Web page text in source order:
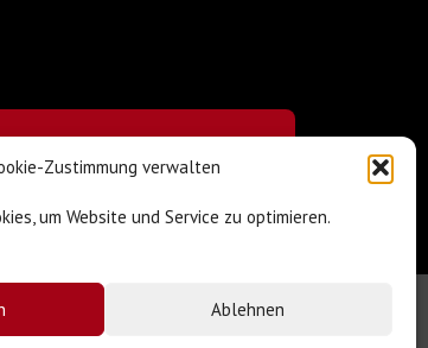
Zustimmung verwalten
um Website und Service zu optimieren.
Ablehnen
& Datenschutz